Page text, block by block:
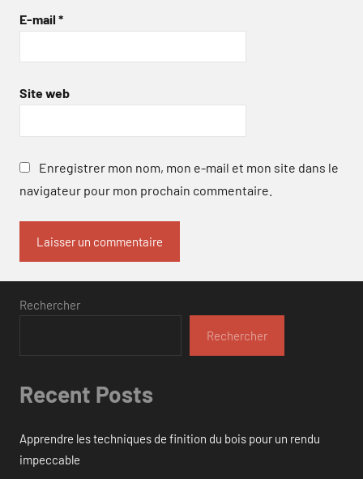
E-mail *
Site web
Enregistrer mon nom, mon e-mail et mon site dans le
navigateur pour mon prochain commentaire.
Rechercher
Rechercher
Recent Posts
Apprendre les techniques de finition du bois pour un rendu
impeccable